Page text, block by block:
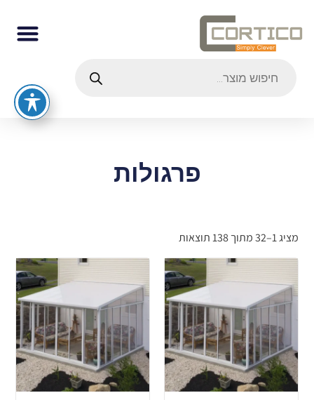
פרגולות
מציג 1–32 מתוך 138 תוצאות